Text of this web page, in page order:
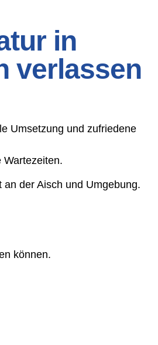
in
verlassen
Umsetzung und zufriedene
der Aisch und Umgebung.
können.